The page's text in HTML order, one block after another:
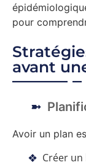
pour
avant
Avoir un plan
Créer un